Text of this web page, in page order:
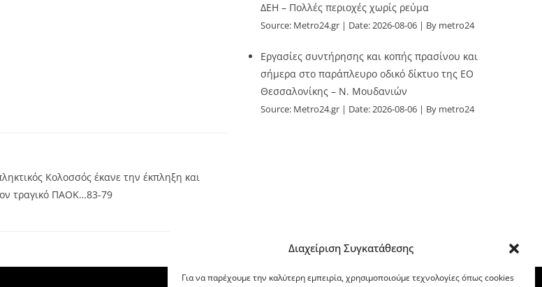
Διαχείριση Συγκατάθεσης
Για να παρέχουμε την καλύτερη εμπειρία, χρησιμοποιούμε τεχνολογίες όπως cookies
Κολοσσός έκανε την έκπληξη και
τραγικό ΠΑΟΚ…83-79
ΔΕΗ – Πολλές περιοχές χωρίς ρεύμα
Source: Metro24.gr Date: 2026-08-06 By metro24
Εργασίες συντήρησης και κοπής πρασίνου και
σήμερα στο παράπλευρο οδικό δίκτυο της ΕΟ
Θεσσαλονίκης – Ν. Μουδανιών
Source: Metro24.gr Date: 2026-08-06 By metro24